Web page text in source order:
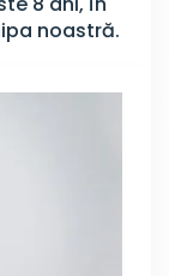
noastră.